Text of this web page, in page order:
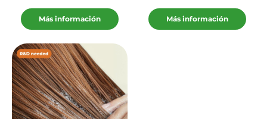
Más información Más información